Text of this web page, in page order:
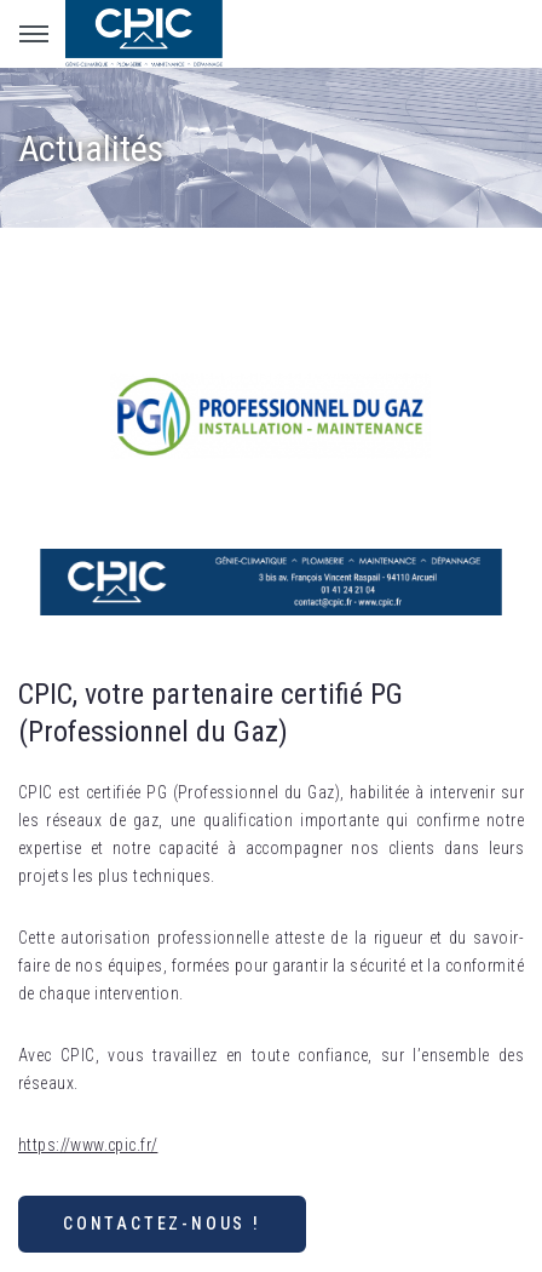
Actualités
CPIC, votre partenaire certifié PG
(Professionnel du Gaz)
CPIC est certifiée PG (Professionnel du Gaz), habilitée à intervenir sur
les réseaux de gaz, une qualification importante qui confirme notre
expertise et notre capacité à accompagner nos clients dans leurs
projets les plus techniques.
Cette autorisation professionnelle atteste de la rigueur et du savoir-
faire de nos équipes, formées pour garantir la sécurité et la conformité
de chaque intervention.
Avec CPIC, vous travaillez en toute confiance, sur l’ensemble des
réseaux.
https://www.cpic.fr/
CONTACTEZ-NOUS !